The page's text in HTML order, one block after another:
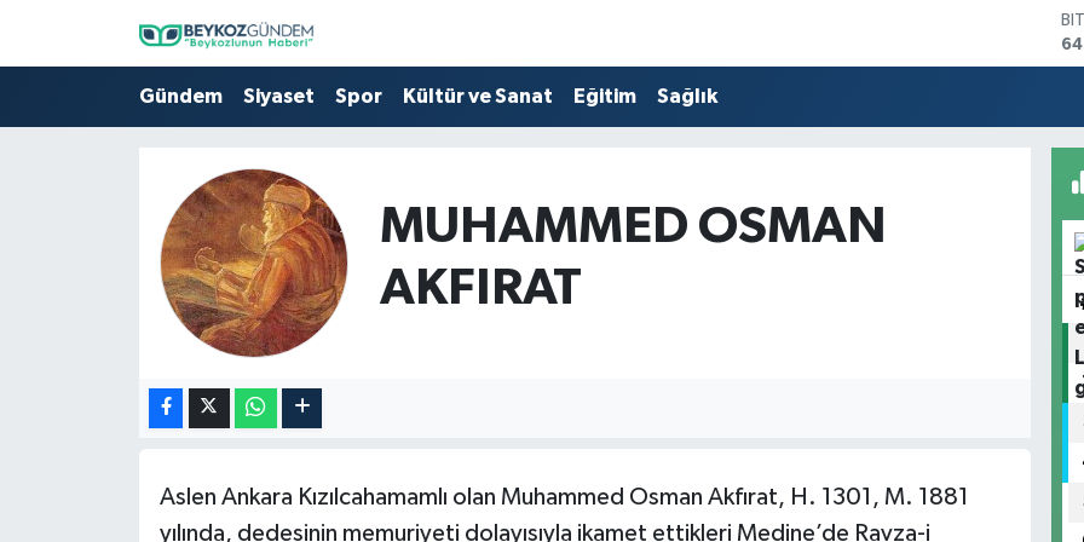
Gündem Siyaset Spor Kültür ve Sanat Eğitim Sağlık
MUHAMMED OSMAN
AKFIRAT
Aslen Ankara Kızılcahamamlı olan Muhammed Osman Akfırat, H. 1301, M. 1881
yılında, dedesinin memuriyeti dolayısıyla ikamet ettikleri Medine’de Ravza-i
Hava Durumu
Süper Lig Puan Durumu ve Fikstür
Tüm Manşetler
Son Dakika Haberleri
Haber Arşivi